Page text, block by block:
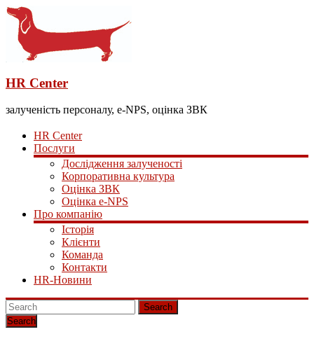
HR Center
залученість персоналу, e-NPS, оцінка ЗВК
HR Center
Послуги
Дослідження залученості
Корпоративна культура
Оцінка ЗВК
Оцінка e-NPS
Про компанію
Історія
Клієнти
Команда
Контакти
HR-Новини
Search